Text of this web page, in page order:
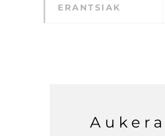
ERANTSIAK